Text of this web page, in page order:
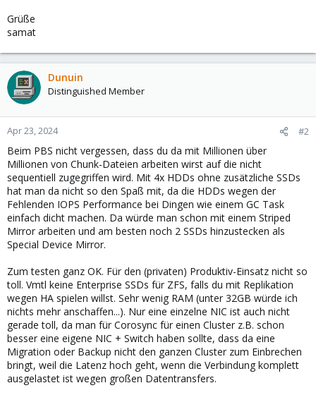
Grüße
samat
Dunuin
Distinguished Member
Apr 23, 2024 #2
Beim PBS nicht vergessen, dass du da mit Millionen über
Millionen von Chunk-Dateien arbeiten wirst auf die nicht
sequentiell zugegriffen wird. Mit 4x HDDs ohne zusätzliche SSDs
hat man da nicht so den Spaß mit, da die HDDs wegen der
Fehlenden IOPS Performance bei Dingen wie einem GC Task
einfach dicht machen. Da würde man schon mit einem Striped
Mirror arbeiten und am besten noch 2 SSDs hinzustecken als
Special Device Mirror.
Zum testen ganz OK. Für den (privaten) Produktiv-Einsatz nicht so
toll. Vmtl keine Enterprise SSDs für ZFS, falls du mit Replikation
wegen HA spielen willst. Sehr wenig RAM (unter 32GB würde ich
nichts mehr anschaffen...). Nur eine einzelne NIC ist auch nicht
gerade toll, da man für Corosync für einen Cluster z.B. schon
besser eine eigene NIC + Switch haben sollte, dass da eine
Migration oder Backup nicht den ganzen Cluster zum Einbrechen
bringt, weil die Latenz hoch geht, wenn die Verbindung komplett
ausgelastet ist wegen großen Datentransfers.